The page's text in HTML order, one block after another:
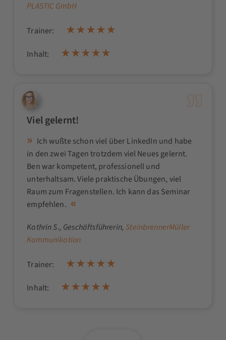
PLASTIC GmbH
Trainer:
Inhalt:
Viel gelernt!
Ich wußte schon viel über LinkedIn und habe
in den zwei Tagen trotzdem viel Neues gelernt.
Ben war kompetent, professionell und
unterhaltsam. Viele praktische Übungen, viel
Raum zum Fragenstellen. Ich kann das Seminar
empfehlen.
Kathrin S., Geschäftsführerin,SteinbrennerMüller
Kommunikation
Trainer:
Inhalt: